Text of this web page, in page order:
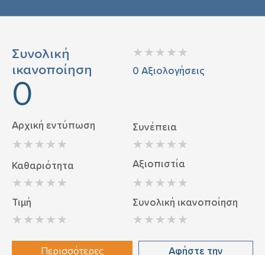
Συνολική
ικανοποίηση
0
0 Αξιολογήσεις
Αρχική εντύπωση Συνέπεια
Καθαριότητα Αξιοπιστία
Τιμή Συνολική ικανοποίηση
Περισσότερες
Αφήστε την